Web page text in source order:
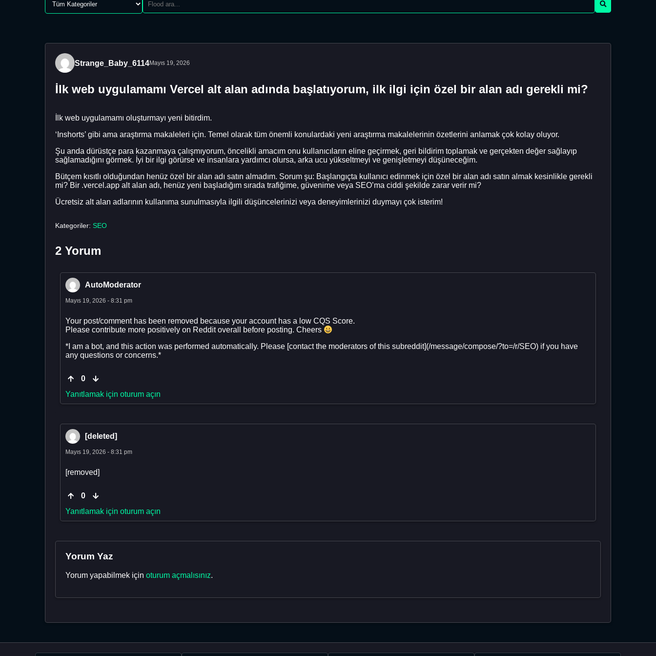
Strange_Baby_6114Mayıs 19, 2026
İlk web uygulamamı Vercel alt alan adında başlatıyorum, ilk ilgi için özel bir alan adı gerekli mi?
İlk web uygulamamı oluşturmayı yeni bitirdim.
‘Inshorts’ gibi ama araştırma makaleleri için. Temel olarak tüm önemli konulardaki yeni araştırma makalelerinin özetlerini anlamak çok kolay oluyor.
Şu anda dürüstçe para kazanmaya çalışmıyorum, öncelikli amacım onu ​​kullanıcıların eline geçirmek, geri bildirim toplamak ve gerçekten değer sağlayıp
sağlamadığını görmek. İyi bir ilgi görürse ve insanlara yardımcı olursa, arka ucu yükseltmeyi ve genişletmeyi düşüneceğim.
Bütçem kısıtlı olduğundan henüz özel bir alan adı satın almadım. Sorum şu: Başlangıçta kullanıcı edinmek için özel bir alan adı satın almak kesinlikle gerekli
mi? Bir .vercel.app alt alan adı, henüz yeni başladığım sırada trafiğime, güvenime veya SEO’ma ciddi şekilde zarar verir mi?
Ücretsiz alt alan adlarının kullanıma sunulmasıyla ilgili düşüncelerinizi veya deneyimlerinizi duymayı çok isterim!
Kategoriler: SEO
2 Yorum
AutoModerator
Mayıs 19, 2026 - 8:31 pm
Your post/comment has been removed because your account has a low CQS Score.
Please contribute more positively on Reddit overall before posting. Cheers
*I am a bot, and this action was performed automatically. Please [contact the moderators of this subreddit](/message/compose/?to=/r/SEO) if you have
any questions or concerns.*
0
Yanıtlamak için oturum açın
[deleted]
Mayıs 19, 2026 - 8:31 pm
[removed]
0
Yanıtlamak için oturum açın
Yorum Yaz
Yorum yapabilmek için oturum açmalısınız.